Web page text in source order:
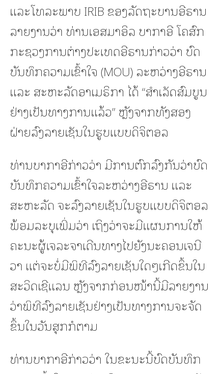
ແລະໂທລະພາບ IRIB ຂອງລັດຖະບານອີຣານ
ລາຍງານວ່າ ທ່ານເອສມາອິລ ບາກາອີ ໂຄສົກ
ກະຊວງການຕ່າງປະເທດອີຣານກ່າວວ່າ ບົດ
ບັນທຶກຄວາມເຂົ້າໃຈ (MOU) ລະຫວ່າງອີຣານ
ແລະ ສະຫະລັດອາເມຣິກາ ໄດ້ “ສຳເລັດສົມບູນ
ຢ່າງເປັນທາງການແລ້ວ” ຫຼັງຈາກທັງສອງ
ຝ່າຍລົງລາຍເຊັນໃນຮູບແບບດິຈິຕອລ
ທ່ານບາກາອີກ່າວວ່າ ມີການຕົກລົງກັນວ່າບົດ
ບັນທຶກຄວາມເຂົ້າໃຈລະຫວ່າງອີຣານ ແລະ
ສະຫະລັດ ຈະລົງລາຍເຊັນໃນຮູບແບບດິຈິຕອລ
ພ້ອມລະບຸເພີ່ມວ່າ ເຖິງວ່າຈະມີແຜນການໃຫ້
ຄະນະຜູ້ເຈລະຈາເດີນທາງໄປຍັງນະຄອນເຈນີ
ວາ ແຕ່ຈະບໍ່ມີພິທີລົງລາຍເຊັນໃດໆເກີດຂຶ້ນໃນ
ສະວິດເຊີແລນ ຫຼັງຈາກກ່ອນໜ້ານີ້ມີລາຍງານ
ວ່າພິທີລົງລາຍເຊັນຢ່າງເປັນທາງການຈະຈັດ
ຂຶ້ນໃນວັນສຸກກໍຕາມ
ທ່ານບາກາອີກ່າວວ່າ ໃນຂະນະນີ້ບົດບັນທຶກ